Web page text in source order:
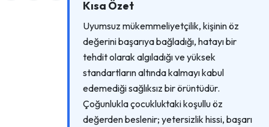
Kısa Özet
Uyumsuz mükemmeliyetçilik, kişinin öz
değerini başarıya bağladığı, hatayı bir
tehdit olarak algıladığı ve yüksek
standartların altında kalmayı kabul
edemediği sağlıksız bir örüntüdür.
Çoğunlukla çocukluktaki koşullu öz
değerden beslenir; yetersizlik hissi, başarı